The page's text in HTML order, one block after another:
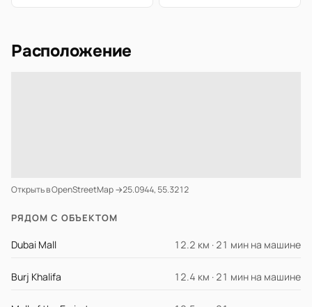
Расположение
Открыть в OpenStreetMap →25.0944, 55.3212
РЯДОМ С ОБЪЕКТОМ
Dubai Mall 12.2 км · 21 мин на машине
Burj Khalifa 12.4 км · 21 мин на машине